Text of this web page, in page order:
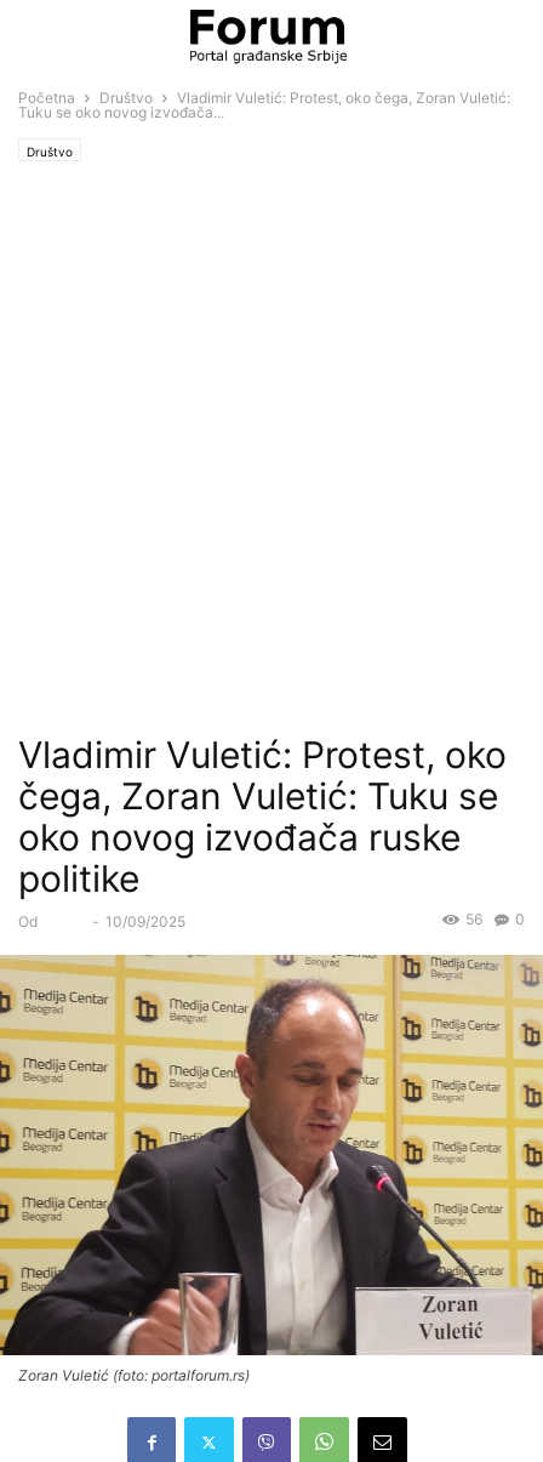
Početna Društvo
Vladimir Vuletić: Protest, oko čega, Zoran Vuletić:
Tuku se oko novog izvođača...
Društvo
Vladimir Vuletić: Protest, oko
čega, Zoran Vuletić: Tuku se
oko novog izvođača ruske
politike
Od - 10/09/2025 0
56
Zoran Vuletić (foto: portalforum.rs)